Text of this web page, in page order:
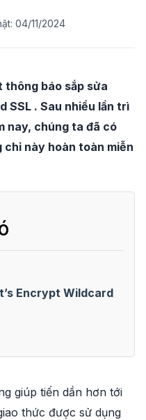
04/11/2024
thông báo sắp sửa
SSL . Sau nhiều lần trì
nay, chúng ta đã có
này hoàn toàn miễn
Encrypt Wildcard
giúp tiến dần hơn tới
thức được sử dụng